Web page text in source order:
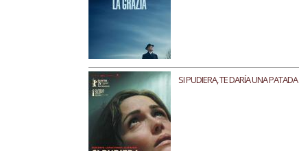
SI PUDIERA, TE DARÍA UNA PATADA